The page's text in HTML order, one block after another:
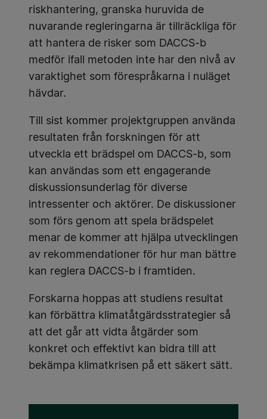
riskhantering, granska huruvida de
nuvarande regleringarna är tillräckliga för
att hantera de risker som DACCS-b
medför ifall metoden inte har den nivå av
varaktighet som förespråkarna i nuläget
hävdar.
Till sist kommer projektgruppen använda
resultaten från forskningen för att
utveckla ett brädspel om DACCS-b, som
kan användas som ett engagerande
diskussionsunderlag för diverse
intressenter och aktörer. De diskussioner
som förs genom att spela brädspelet
menar de kommer att hjälpa utvecklingen
av rekommendationer för hur man bättre
kan reglera DACCS-b i framtiden.
Forskarna hoppas att studiens resultat
kan förbättra klimatåtgärdsstrategier så
att det går att vidta åtgärder som
konkret och effektivt kan bidra till att
bekämpa klimatkrisen på ett säkert sätt.